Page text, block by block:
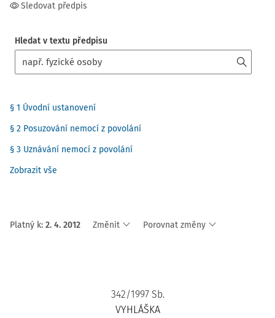
Sledovat předpis
Hledat v textu předpisu
§ 1 Úvodní ustanovení
§ 2 Posuzování nemocí z povolání
§ 3 Uznávání nemocí z povolání
Zobrazit vše
Platný k: 2. 4. 2012 Změnit Porovnat změny
342/1997 Sb.
VYHLÁŠKA